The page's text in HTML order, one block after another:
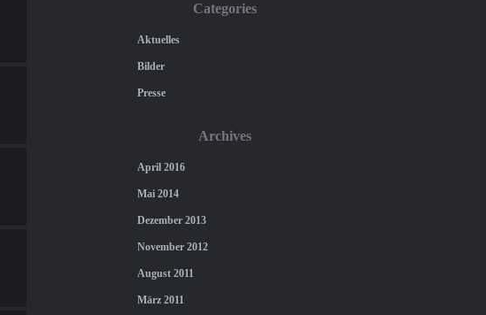
Categories
Aktuelles
Bilder
Presse
Archives
April 2016
Mai 2014
Dezember 2013
November 2012
August 2011
März 2011